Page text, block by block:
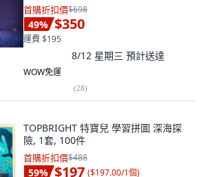
首購折扣價$698
49% $350
運費 $195
8/12 星期三 預計送達
WOW免運
(28)
TOPBRIGHT 特寶兒 學習拼圖 深海探
險, 1套, 100件
首購折扣價$488
59% $197 ($197.00/1個)